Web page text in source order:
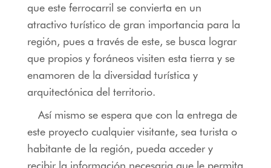
que este ferrocarril se convierta en un
atractivo turístico de gran importancia para la
región, pues a través de este, se busca lograr
que propios y foráneos visiten esta tierra y se
enamoren de la diversidad turística y
arquitectónica del territorio.
Así mismo se espera que con la entrega de
este proyecto cualquier visitante, sea turista o
habitante de la región, pueda acceder y
recibir la información necesaria que le permita